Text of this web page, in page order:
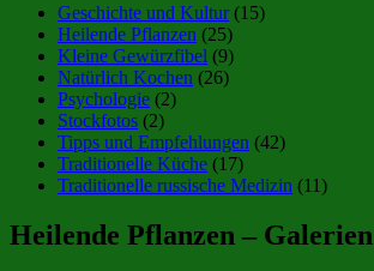
Geschichte und Kultur(15)
Heilende Pflanzen (25)
Kleine Gewürzfibel (9)
Natürlich Kochen (26)
Psychologie (2)
Stockfotos (2)
Tipps und Empfehlungen (42)
Traditionelle Küche (17)
Traditionelle russische Medizin (11)
Heilende Pflanzen – Galerien